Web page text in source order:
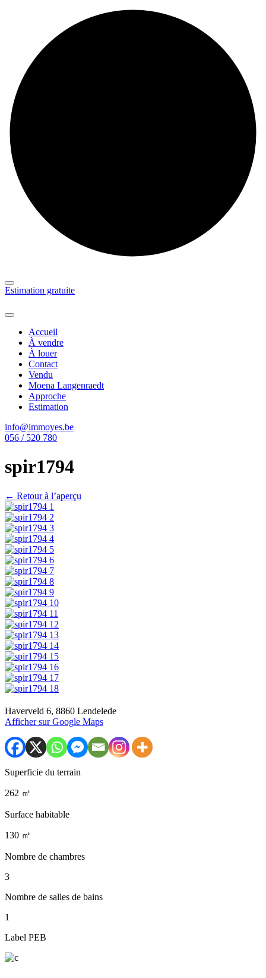
Estimation gratuite
Accueil
À vendre
À louer
Contact
Vendu
Moena Langenraedt
Approche
Estimation
info@immoyes.be
056 / 520 780
spir1794
← Retour à l’aperçu
Haverveld 6, 8860 Lendelede
Afficher sur Google Maps
Superficie du terrain
262 ㎡
Surface habitable
130 ㎡
Nombre de chambres
3
Nombre de salles de bains
1
Label PEB